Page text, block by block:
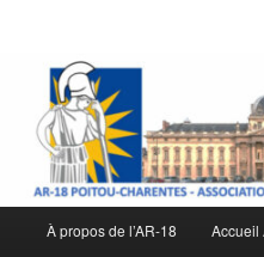
principal
À propos de l’AR-18 Accueil